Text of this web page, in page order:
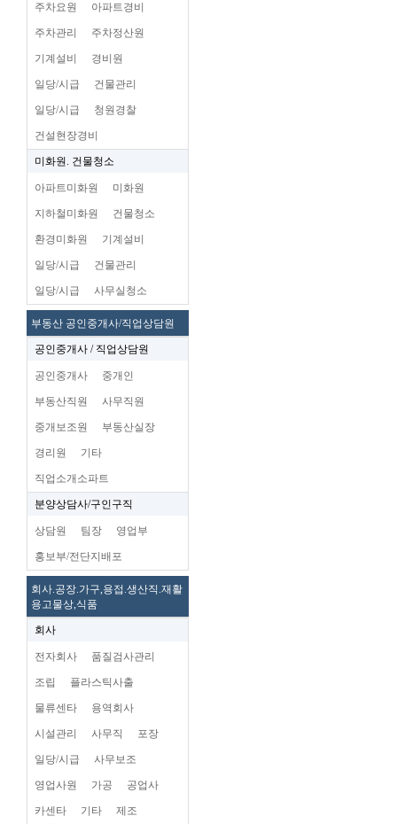
주차요원 아파트경비
주차관리 주차정산원
기계설비 경비원
일당/시급 건물관리
일당/시급 청원경찰
건설현장경비
미화원. 건물청소
아파트미화원 미화원
지하철미화원 건물청소
환경미화원 기계설비
일당/시급 건물관리
일당/시급 사무실청소
부동산 공인중개사/직업상담원
공인중개사 / 직업상담원
공인중개사 중개인
부동산직원 사무직원
중개보조원 부동산실장
경리원 기타
직업소개소파트
분양상담사/구인구직
상담원 팀장 영업부
홍보부/전단지배포
회사.공장.가구,용접.생산직.재활
용고물상,식품
회사
전자회사 품질검사관리
조립 플라스틱사출
물류센타 용역회사
시설관리 사무직 포장
일당/시급 사무보조
영업사원 가공 공업사
카센타 기타 제조